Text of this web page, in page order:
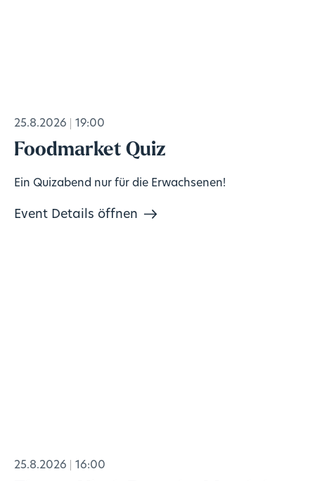
25.8.2026 19:00
Foodmarket Quiz
Ein Quizabend nur für die Erwachsenen!
Event Details öffnen
25.8.2026 16:00